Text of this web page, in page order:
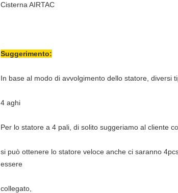
Cisterna AIRTAC
Suggerimento:
In base al modo di avvolgimento dello statore, diversi
4 aghi
Per lo statore a 4 pali, di solito suggeriamo al cliente
si può ottenere lo statore veloce anche ci saranno
essere
collegato,